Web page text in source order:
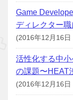
Game
ディレクター
(2016年12月16日
活性化する中
の課題〜HEAT
(2016年12月16日